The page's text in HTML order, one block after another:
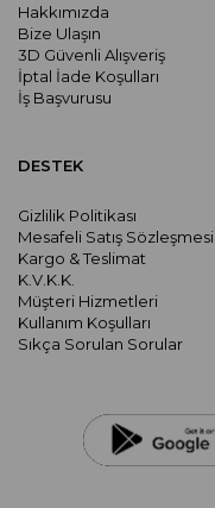
Hakkımızda
Bize Ulaşın
3D Güvenli Alışveriş
İptal İade Koşulları
İş Başvurusu
DESTEK
Gizlilik Politikası
Mesafeli Satış Sözleşmesi
Kargo & Teslimat
K.V.K.K.
Müşteri Hizmetleri
Kullanım Koşulları
Sıkça Sorulan Sorular